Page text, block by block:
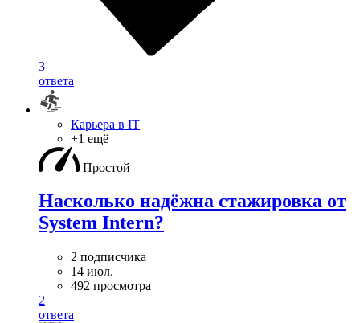
3
ответа
Карьера в IT
+1 ещё
Простой
Насколько надёжна стажировка от
System Intern?
2 подписчика
14 июл.
492 просмотра
2
ответа